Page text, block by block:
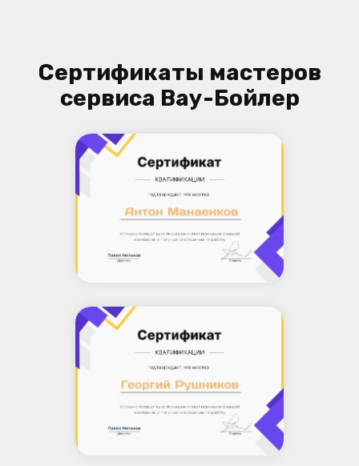
Сертификаты мастеров
сервиса Вау-Бойлер